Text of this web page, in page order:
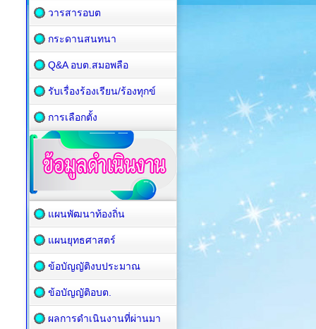
วารสารอบต
กระดานสนทนา
Q&A อบต.สมอพลือ
รับเรื่องร้องเรียน/ร้องทุกข์
การเลือกตั้ง
แผนพัฒนาท้องถิ่น
แผนยุทธศาสตร์
ข้อบัญญัติงบประมาณ
ข้อบัญญัติอบต.
ผลการดำเนินงานที่ผ่านมา